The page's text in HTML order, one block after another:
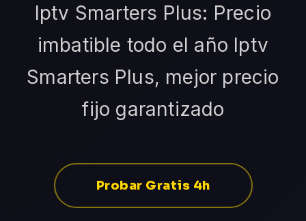
Iptv Smarters Plus: Precio
imbatible todo el año Iptv
Smarters Plus, mejor precio
fijo garantizado
Probar Gratis 4h